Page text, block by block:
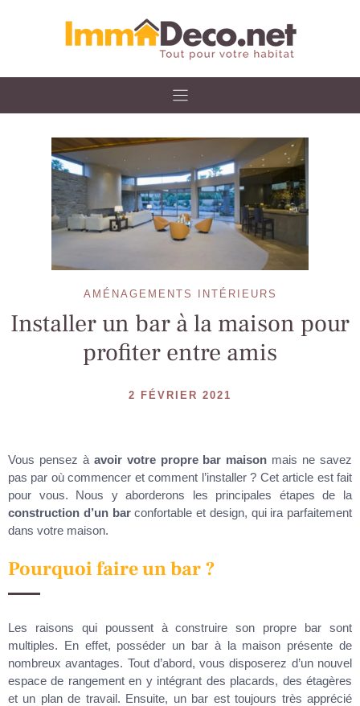
AMÉNAGEMENTS INTÉRIEURS
Installer un bar à la maison pour
profiter entre amis
2 FÉVRIER 2021
Vous pensez à avoir votre propre bar maison mais ne savez
pas par où commencer et comment l’installer ? Cet article est fait
pour vous. Nous y aborderons les principales étapes de la
construction d’un barconfortable et design, qui ira parfaitement
dans votre maison.
Pourquoi faire un bar ?
Les raisons qui poussent à construire son propre bar sont
multiples. En effet, posséder un bar à la maison présente de
nombreux avantages. Tout d’abord, vous disposerez d’un nouvel
espace de rangement en y intégrant des placards, des étagères
et un plan de travail. Ensuite, un bar est toujours très apprécié